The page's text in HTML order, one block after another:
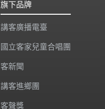
旗下品牌
講客廣播電臺
國立客家兒童合唱團
客新聞
講客進鄉團
客聲獎